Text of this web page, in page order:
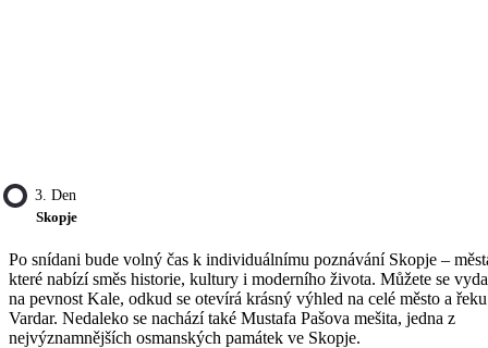
3. Den
Skopje
Po snídani bude volný čas k individuálnímu poznávání Skopje –
které nabízí směs historie, kultury i moderního života. Můžete se
na pevnost Kale, odkud se otevírá krásný výhled na celé město a řeku
Vardar. Nedaleko se nachází také Mustafa Pašova mešita, jedna z
nejvýznamnějších osmanských památek ve Skopje.